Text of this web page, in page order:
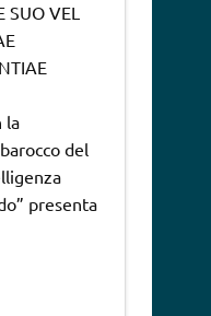
SUO VEL
del
presenta